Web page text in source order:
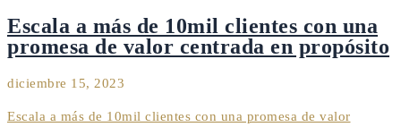
Escala a más de 10mil clientes con una
promesa de valor centrada en propósito
diciembre 15, 2023
Escala a más de 10mil clientes con una promesa de valor